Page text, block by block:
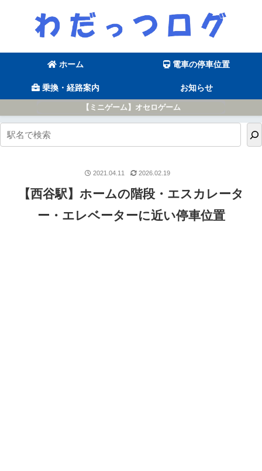
ホーム 電車の停車位置
乗換・経路案内 お知らせ
【ミニゲーム】オセロゲーム
【西谷駅】ホームの階段・エスカレータ
ー・エレベーターに近い停車位置
2021.04.11 2026.02.19